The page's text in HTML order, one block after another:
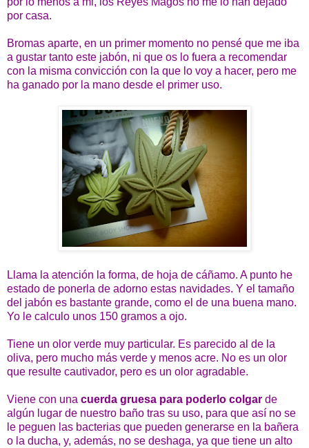
por casa.
Bromas aparte, en un primer momento no pensé que me iba
a gustar tanto este jabón, ni que os lo fuera a recomendar
con la misma convicción con la que lo voy a hacer, pero me
ha ganado por la mano desde el primer uso.
Llama la atención la forma, de hoja de cáñamo. A punto he
estado de ponerla de adorno estas navidades. Y el tamaño
del jabón es bastante grande, como el de una buena mano.
Yo le calculo unos 150 gramos a ojo.
Tiene un olor verde muy particular. Es parecido al de la
oliva, pero mucho más verde y menos acre. No es un olor
que resulte cautivador, pero es un olor agradable.
Viene con una cuerda gruesa para poderlo colgar de
algún lugar de nuestro baño tras su uso, para que así no se
le peguen las bacterias que pueden generarse en la bañera
o la ducha, y, además, no se deshaga, ya que tiene un alto